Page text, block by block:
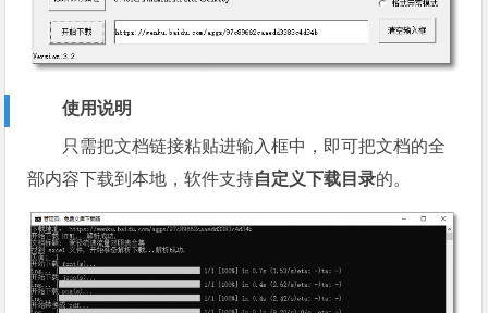
使用说明
只需把文档链接粘贴进输入框中，即可把文档的全
部内容下载到本地，软件支持自定义下载目录的。